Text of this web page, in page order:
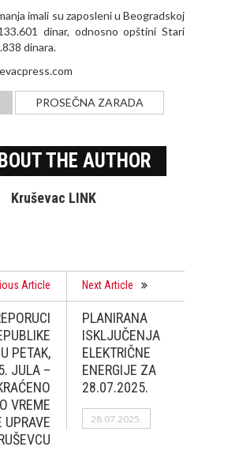
imali su zaposleni u Beogradskoj
dinar, odnosno opštini Stari
dinara.
PROSEČNA ZARADA
THE AUTHOR
Kruševac LINK
Article
PETAK,
JULA –
VREME
UPRAVE
Next Article
PLANIRANA
ISKLJUČENJA
ELEKTRIČNE
ENERGIJE ZA
28.07.2025.
28.07.2025.